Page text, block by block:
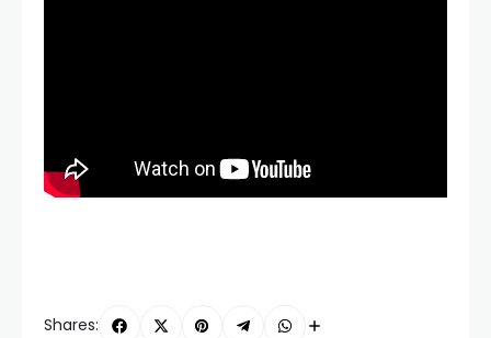
Shares: